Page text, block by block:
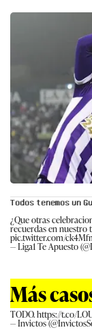
𝗧𝗼𝗱𝗼𝘀 𝘁𝗲𝗻𝗲𝗺𝗼𝘀 𝘂𝗻
¿Que otras
recuerdas en nuestro
pic.twitter.com/
— Liga1 Te Apuesto
Más
TODO.https://t.co/
— Invictos